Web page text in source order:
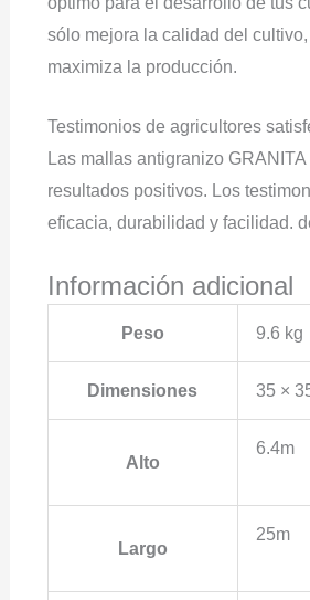
sólo mejora la calidad del
maximiza la producción.
Testimonios de agricultores
Las mallas antigranizo
resultados positivos. Los
eficacia, durabilidad y facilidad.
Información adicional
Peso 9.6 kg
Dimensiones 35 ×
Alto
6.4m
Largo
25m